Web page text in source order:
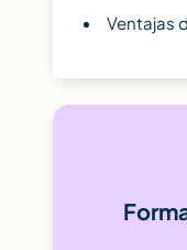
Ventajas